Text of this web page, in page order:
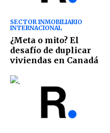
SECTOR INMOBILIARIO
INTERNACIONAL
¿Meta o mito? El
desafío de duplicar
viviendas en Canadá